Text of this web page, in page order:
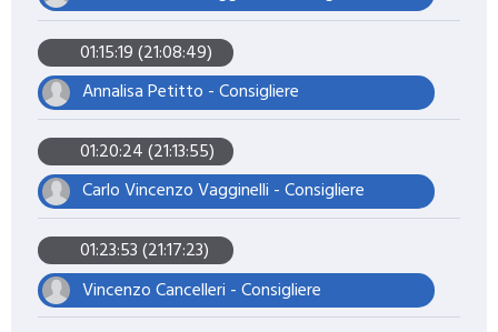
01:15:19 (21:08:49)
Annalisa Petitto - Consigliere
01:20:24 (21:13:55)
Carlo Vincenzo Vagginelli - Consigliere
01:23:53 (21:17:23)
Vincenzo Cancelleri - Consigliere